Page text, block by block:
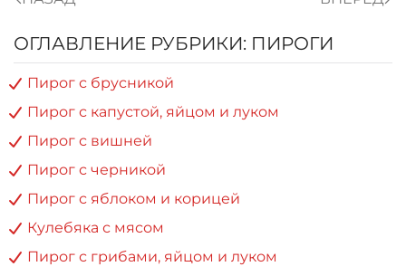
ОГЛАВЛЕНИЕ РУБРИКИ: ПИРОГИ
Пирог с брусникой
Пирог с капустой, яйцом и луком
Пирог с вишней
Пирог с черникой
Пирог с яблоком и корицей
Кулебяка с мясом
Пирог с грибами, яйцом и луком